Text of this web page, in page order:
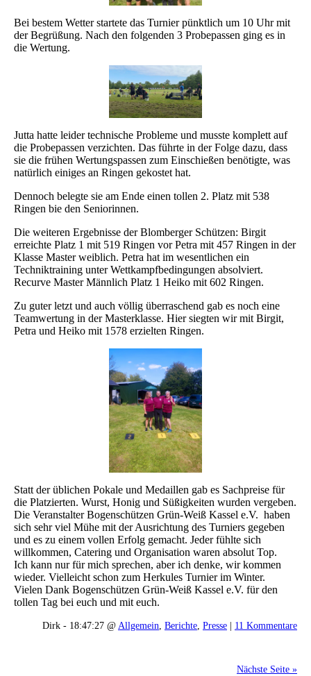
Bei bestem Wetter startete das Turnier pünktlich um 10 Uhr mit
der Begrüßung. Nach den folgenden 3 Probepassen ging es in
die Wertung.
Jutta hatte leider technische Probleme und musste komplett auf
die Probepassen verzichten. Das führte in der Folge dazu, dass
sie die frühen Wertungspassen zum Einschießen benötigte, was
natürlich einiges an Ringen gekostet hat.
Dennoch belegte sie am Ende einen tollen 2. Platz mit 538
Ringen bie den Seniorinnen.
Die weiteren Ergebnisse der Blomberger Schützen: Birgit
erreichte Platz 1 mit 519 Ringen vor Petra mit 457 Ringen in der
Klasse Master weiblich. Petra hat im wesentlichen ein
Techniktraining unter Wettkampfbedingungen absolviert.
Recurve Master Männlich Platz 1 Heiko mit 602 Ringen.
Zu guter letzt und auch völlig überraschend gab es noch eine
Teamwertung in der Masterklasse. Hier siegten wir mit Birgit,
Petra und Heiko mit 1578 erzielten Ringen.
Statt der üblichen Pokale und Medaillen gab es Sachpreise für
die Platzierten. Wurst, Honig und Süßigkeiten wurden vergeben.
Die Veranstalter Bogenschützen Grün-Weiß Kassel e.V. haben
sich sehr viel Mühe mit der Ausrichtung des Turniers gegeben
und es zu einem vollen Erfolg gemacht. Jeder fühlte sich
willkommen, Catering und Organisation waren absolut Top.
Ich kann nur für mich sprechen, aber ich denke, wir kommen
wieder. Vielleicht schon zum Herkules Turnier im Winter.
Vielen Dank Bogenschützen Grün-Weiß Kassel e.V. für den
tollen Tag bei euch und mit euch.
Dirk - 18:47:27 @ Allgemein Berichte Presse | 11 Kommentare
Nächste Seite »